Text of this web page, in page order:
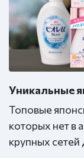
Уникальные
Топовые
которых нет в
крупных